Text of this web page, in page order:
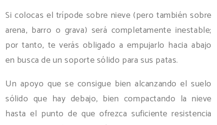
Si colocas el trípode sobre nieve (pero también sobre
arena, barro o grava) será completamente inestable;
por tanto, te verás obligado a empujarlo hacia abajo
en busca de un soporte sólido para sus patas.
Un apoyo que se consigue bien alcanzando el suelo
sólido que hay debajo, bien compactando la nieve
hasta el punto de que ofrezca suficiente resistencia